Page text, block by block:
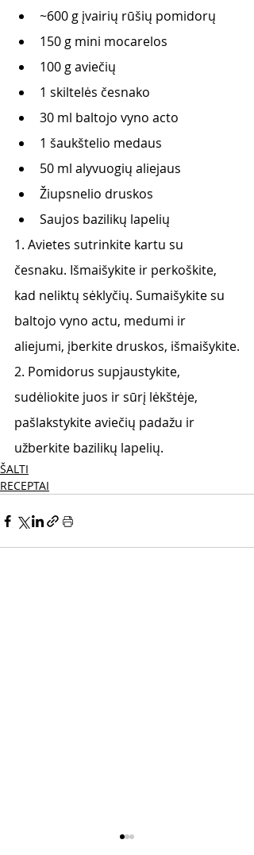
~600 g įvairių rūšių pomidorų
150 g mini mocarelos
100 g aviečių
1 skiltelės česnako
30 ml baltojo vyno acto
1 šaukštelio medaus
50 ml alyvuogių aliejaus
Žiupsnelio druskos
Saujos bazilikų lapelių
1. Avietes sutrinkite kartu su
česnaku. Išmaišykite ir perkoškite,
kad neliktų sėklyčių. Sumaišykite su
baltojo vyno actu, medumi ir
aliejumi, įberkite druskos, išmaišykite.
2. Pomidorus supjaustykite,
sudėliokite juos ir sūrį lėkštėje,
pašlakstykite aviečių padažu ir
užberkite bazilikų lapelių.
ŠALTI
RECEPTAI